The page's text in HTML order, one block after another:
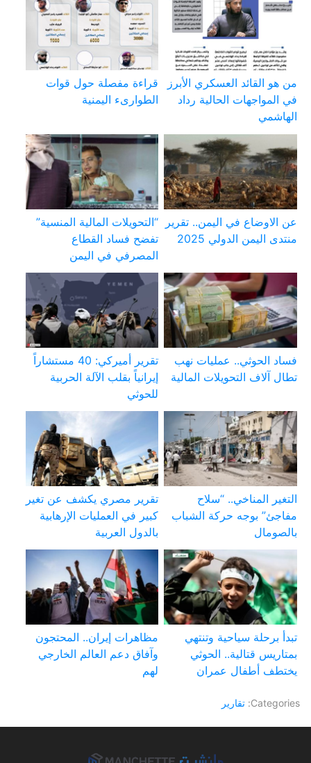
من هو القائد العسكري الأبرز
في المواجهات الحالية رداد
الهاشمي
قراءة مفصلة حول قوات
الطوارىء اليمنية
عن الاوضاع في اليمن.. تقرير
منتدى اليمن الدولي 2025
“التحويلات المالية المنسية”
تفضح فساد القطاع
المصرفي في اليمن
فساد الحوثي.. عمليات نهب
تطال آلاف التحويلات المالية
تقرير أميركي: 40 مستشاراً
إيرانياً بقلب الآلة الحربية
للحوثي
التغير المناخي.. “سلاح
مفاجئ” بوجه حركة الشباب
بالصومال
تقرير مصري يكشف عن تغير
كبير في العمليات الإرهابية
بالدول العربية
تبدأ برحلة سياحية وتنتهي
بمتاريس قتالية.. الحوثي
يختطف أطفال عمران
مظاهرات إيران.. المحتجون
وآفاق دعم العالم الخارجي
لهم
Categories: تقارير